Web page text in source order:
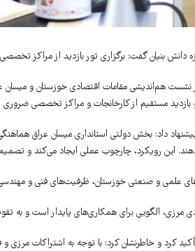
دانش بنیان گفت: برگزاری تور بازدید از مراکز
هم‌اندیشی مقامات اقتصادی خوزستان و میسان
بازدید مستقیم از کارخانجات و مراکز تخصصی
داد: بخش دولتی استانداری میسان عراق هماهنگی
این رویکرد، چارچوب عملی ایجاد می‌کند و
علمی و صنعتی خوزستان، ظرفیت‌های فنی و
مرزی، الگویی برای همکاری‌های پایدار است و به
کرد و خاطرنشان کرد: با توجه به اشتراکات مرزی و